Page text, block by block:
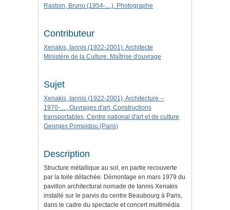
Rastoin, Bruno (1954-....). Photographe
Contributeur
Xenakis, Iannis (1922-2001). Architecte
Ministère de la Culture. Maîtrise d'ouvrage
Sujet
Xenakis, Iannis (1922-2001), Architecture --
1970-...., Ouvrages d'art, Constructions
transportables, Centre national d'art et de culture
Georges Pompidou (Paris)
Description
Structure métallique au sol, en partie recouverte
par la toile détachée. Démontage en mars 1979 du
pavillon architectural nomade de Iannis Xenakis
installé sur le parvis du centre Beaubourg à Paris,
dans le cadre du spectacle et concert multimédia